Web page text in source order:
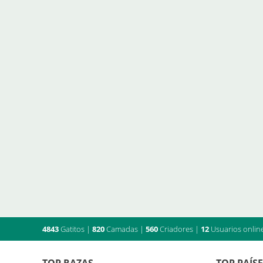
4843Gatitos | 820Camadas | 560Criadores | 12 Usuarios